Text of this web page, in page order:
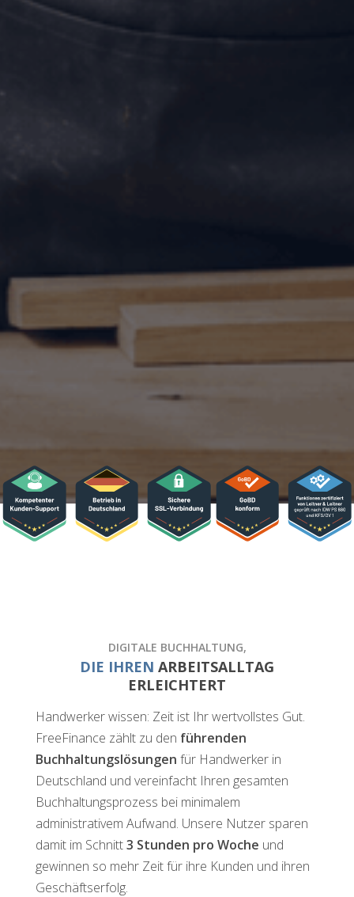
DIGITALE BUCHHALTUNG,
DIE IHREN ARBEITSALLTAG
ERLEICHTERT
Handwerker wissen: Zeit ist Ihr wertvollstes Gut.
FreeFinance zählt zu den führenden
Buchhaltungslösungen für Handwerker in
Deutschland und vereinfacht Ihren gesamten
Buchhaltungsprozess bei minimalem
administrativem Aufwand. Unsere Nutzer sparen
damit im Schnitt3 Stunden pro Woche und
gewinnen so mehr Zeit für ihre Kunden und ihren
Geschäftserfolg.